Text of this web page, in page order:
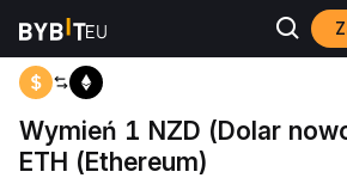
Strona główna
Wymień 1 NZD (Dolar
ETH (Ethereum)